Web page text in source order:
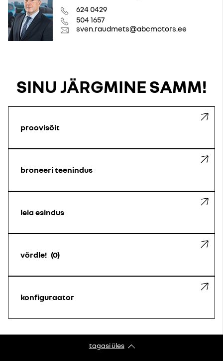
624 0429
504 1657
sven.raudmets@abcmotors.ee
SINU JÄRGMINE SAMM!
proovisõit
broneeri teenindus
leia esindus
võrdle! 0
konfiguraator
tagasi üles